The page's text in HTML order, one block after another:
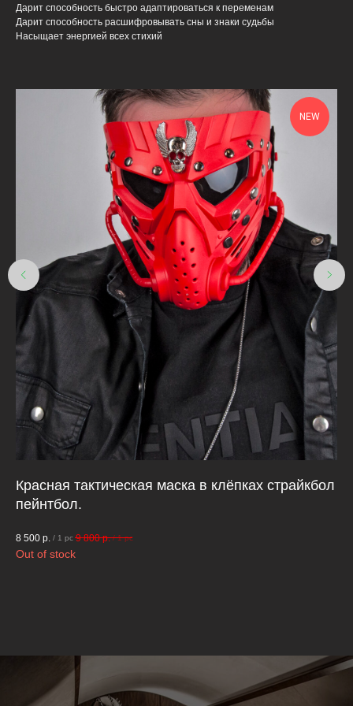
Дарит способность быстро адаптироваться к переменам
Дарит способность расшифровывать сны и знаки судьбы
Насыщает энергией всех стихий
NEW
Красная тактическая маска в клёпках страйкбол
пейнтбол.
8 500 р. / 1 pc 9 800 р. / 1 pc
Out of stock